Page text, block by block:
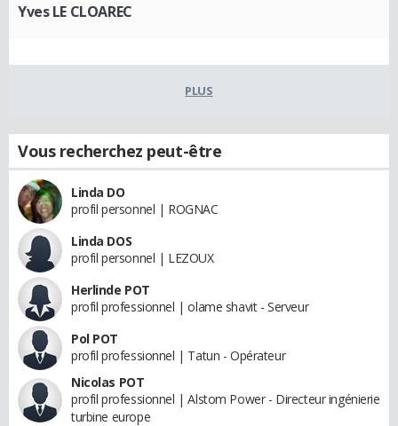
Yves LE CLOAREC
PLUS
Vous recherchez peut-être
Linda DO
profil personnel | ROGNAC
Linda DOS
profil personnel | LEZOUX
Herlinde POT
profil professionnel | olame shavit - Serveur
Pol POT
profil professionnel | Tatun - Opérateur
Nicolas POT
profil professionnel | Alstom Power - Directeur ingénierie
turbine europe